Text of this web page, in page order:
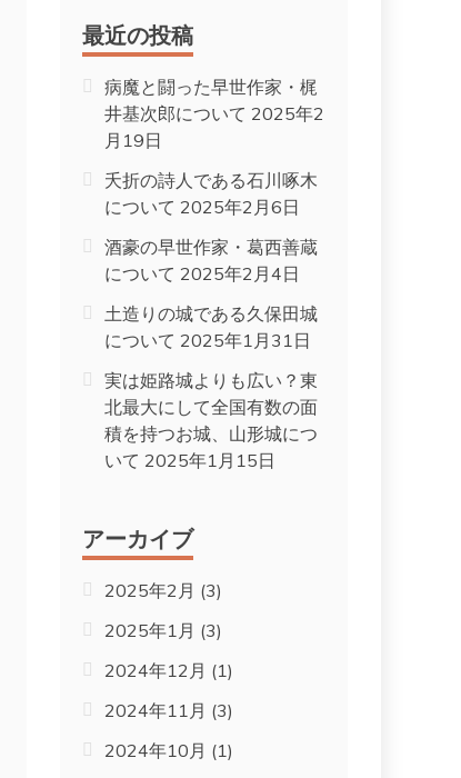
最近の投稿
病魔と闘った早世作家・梶
井基次郎について 2025年2
月19日
夭折の詩人である石川啄木
について 2025年2月6日
酒豪の早世作家・葛西善蔵
について 2025年2月4日
土造りの城である久保田城
について 2025年1月31日
実は姫路城よりも広い？東
北最大にして全国有数の面
積を持つお城、山形城につ
いて 2025年1月15日
アーカイブ
2025年2月 (3)
2025年1月 (3)
2024年12月 (1)
2024年11月 (3)
2024年10月 (1)